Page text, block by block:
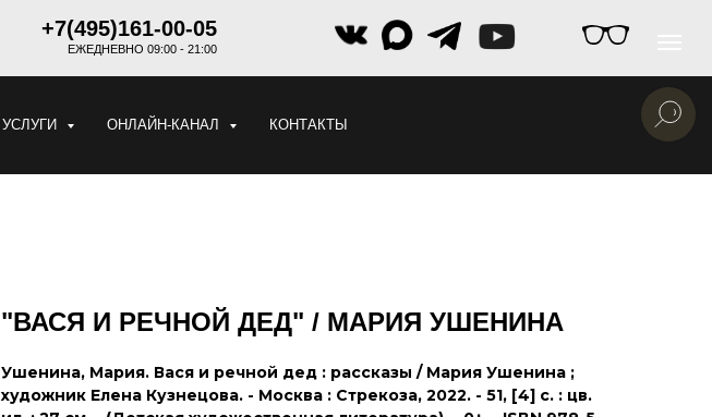
+7(495)161-00-05
ЕЖЕДНЕВНО 09:00 - 21:00
УСЛУГИ ОНЛАЙН-КАНАЛ КОНТАКТЫ
"ВАСЯ И РЕЧНОЙ ДЕД" / МАРИЯ УШЕНИНА
Ушенина, Мария. Вася и речной дед : рассказы / Мария Ушенина ;
художник Елена Кузнецова. - Москва : Стрекоза, 2022. - 51, [4] с. : цв.